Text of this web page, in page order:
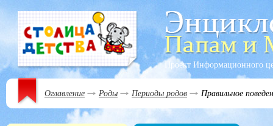
Проект Информационного
Оглавление Роды Периоды родов Правильное